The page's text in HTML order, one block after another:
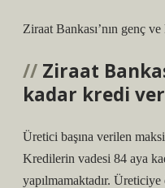
Ziraat Bankası’nın genç
Ziraat
kadar kredi
Üretici başına verilen
Kredilerin vadesi 84 aya
yapılmamaktadır.